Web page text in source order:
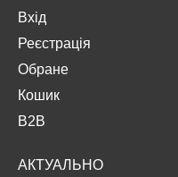
Вхід
Реєстрація
Обране
Кошик
B2B
АКТУАЛЬНО